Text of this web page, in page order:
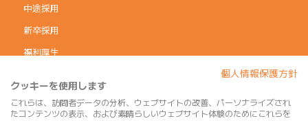
中途採用
新卒採用
福利厚生
利用規約
個人情報保護方針
クッキーを使用します
これらは、訪問者データの分析、ウェブサイトの改善、パーソナライズされ
たコンテンツの表示、および素晴らしいウェブサイト体験のためにこれらを